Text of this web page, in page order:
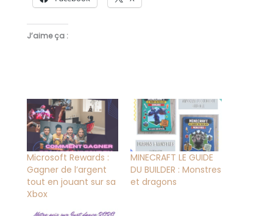
J’aime ça :
Microsoft Rewards :
Gagner de l’argent
tout en jouant sur sa
Xbox
MINECRAFT LE GUIDE
DU BUILDER : Monstres
et dragons